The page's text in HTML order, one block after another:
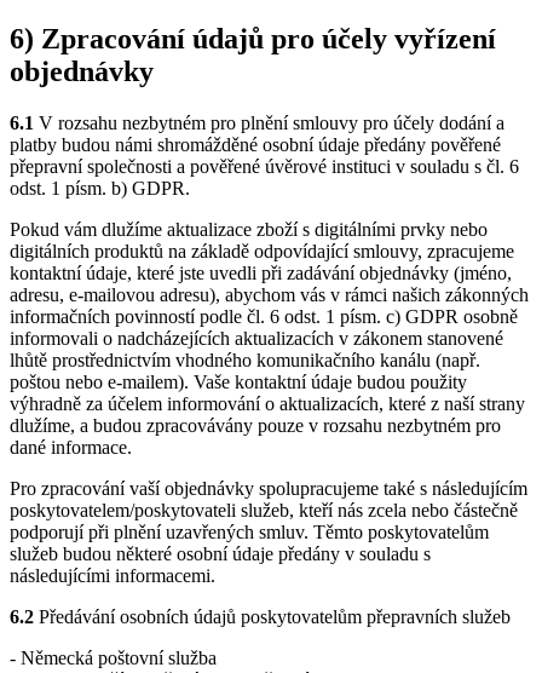
6) Zpracování údajů pro účely vyřízení
objednávky
6.1 V rozsahu nezbytném pro plnění smlouvy pro účely dodání a
platby budou námi shromážděné osobní údaje předány pověřené
přepravní společnosti a pověřené úvěrové instituci v souladu s čl. 6
odst. 1 písm. b) GDPR.
Pokud vám dlužíme aktualizace zboží s digitálními prvky nebo
digitálních produktů na základě odpovídající smlouvy, zpracujeme
kontaktní údaje, které jste uvedli při zadávání objednávky (jméno,
adresu, e-mailovou adresu), abychom vás v rámci našich zákonných
informačních povinností podle čl. 6 odst. 1 písm. c) GDPR osobně
informovali o nadcházejících aktualizacích v zákonem stanovené
lhůtě prostřednictvím vhodného komunikačního kanálu (např.
poštou nebo e-mailem). Vaše kontaktní údaje budou použity
výhradně za účelem informování o aktualizacích, které z naší strany
dlužíme, a budou zpracovávány pouze v rozsahu nezbytném pro
dané informace.
Pro zpracování vaší objednávky spolupracujeme také s následujícím
poskytovatelem/poskytovateli služeb, kteří nás zcela nebo částečně
podporují při plnění uzavřených smluv. Těmto poskytovatelům
služeb budou některé osobní údaje předány v souladu s
následujícími informacemi.
6.2 Předávání osobních údajů poskytovatelům přepravních služeb
- Německá poštovní služba